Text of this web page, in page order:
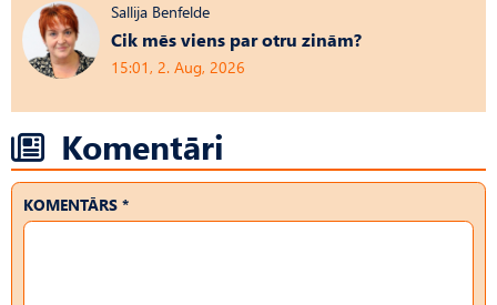
Sallija Benfelde
Cik mēs viens par otru zinām?
15:01, 2. Aug, 2026
Komentāri
KOMENTĀRS *